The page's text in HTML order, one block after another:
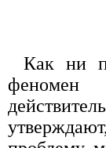
Как ни
феномен